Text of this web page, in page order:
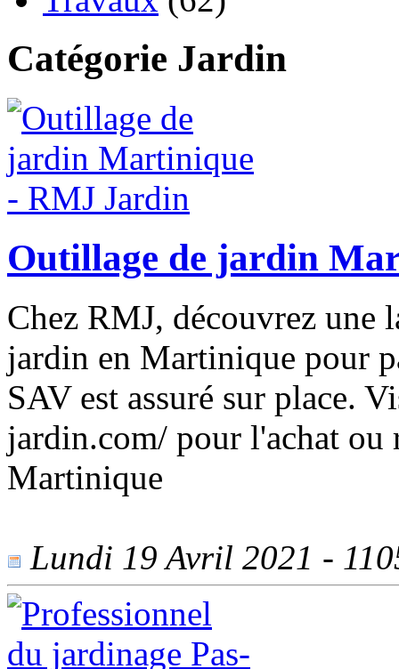
Catégorie Jardin
Outillage de jardin
Chez RMJ, découvrez une
jardin en Martinique pour
SAV est assuré sur place.
jardin.com/ pour l'achat
Martinique
Lundi 19 Avril 2021 -